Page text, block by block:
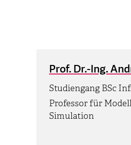
Prof. Dr.-Ing.
Studiengang BSc
Professor für
Simulation